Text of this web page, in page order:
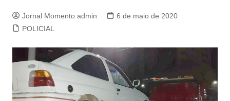
Jornal Momento admin
6 de maio de 2020
POLICIAL